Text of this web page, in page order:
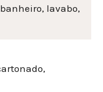
lavabo,